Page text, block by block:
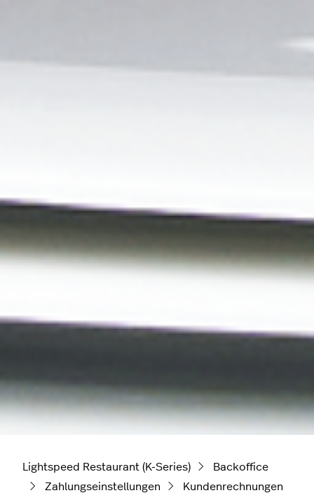
Lightspeed Restaurant (K-Series)
Backoffice
Zahlungseinstellungen
Kundenrechnungen